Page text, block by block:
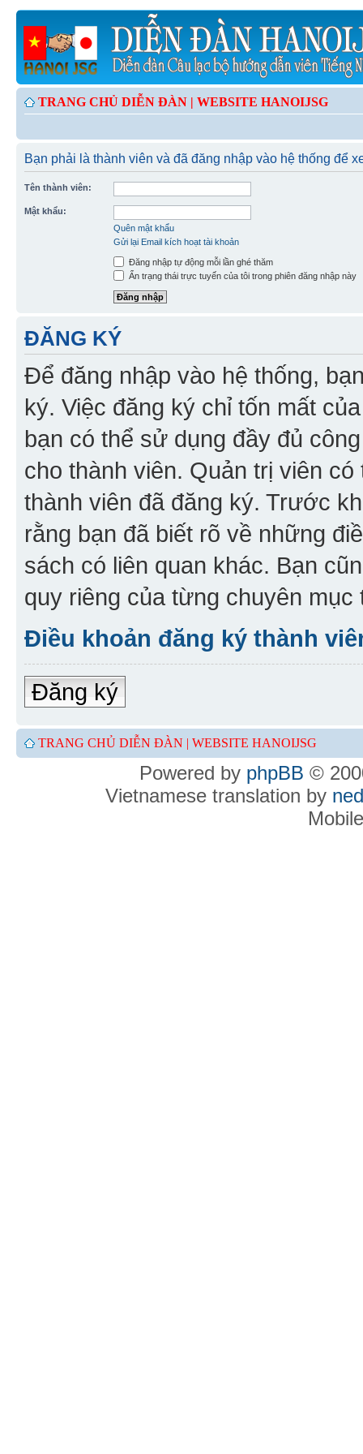
TRANG CHỦ DIỄN ĐÀN | WEBSITE HANOIJSG
Bạn phải là thành viên và đã đăng nhập vào hệ thống để
Tên thành viên:
Mật khẩu:
Quên mật khẩu
Gửi lại Email kích hoạt tài khoản
Đăng nhập tự động mỗi lần ghé thăm
Ẩn trạng thái trực tuyến của tôi trong phiên đăng nhập này
ĐĂNG KÝ
Để đăng nhập vào hệ thống,
ký. Việc đăng ký chỉ tốn mất
bạn có thể sử dụng đầy đủ
cho thành viên. Quản trị viên
thành viên đã đăng ký. Trước
rằng bạn đã biết rõ về những
sách có liên quan khác. Bạn
quy riêng của từng chuyên mục
Điều khoản đăng ký thành
Đăng ký
TRANG CHỦ DIỄN ĐÀN | WEBSITE HANOIJSG
Powered by phpBB ©
Vietnamese translation by